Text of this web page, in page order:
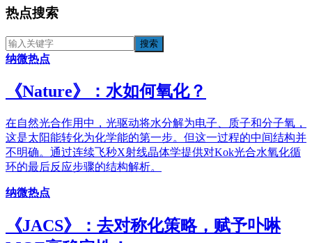
热点搜索
纳微热点
《​Nature》：水如何氧化？
在自然光合作用中，光驱动将水分解为电子、质子和分子氧，
这是太阳能转化为化学能的第一步。但这一过程的中间结构并
不明确。通过连续飞秒X射线晶体学提供对Kok光合水氧化循
环的最后反应步骤的结构解析。
纳微热点
《JACS》：去对称化策略，赋予卟啉